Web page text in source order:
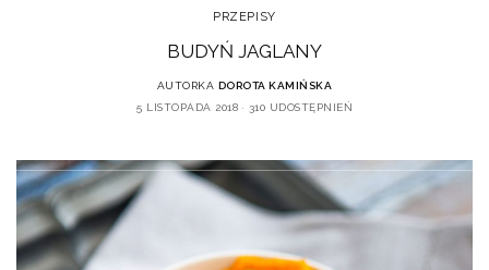
PRZEPISY
BUDYŃ JAGLANY
AUTORKA DOROTA KAMIŃSKA
5 LISTOPADA 2018
310 UDOSTĘPNIEŃ